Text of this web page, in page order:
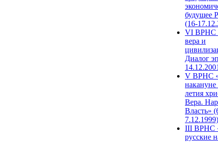
будущее
(16-
VI ВРНС
вера и
Диалог
V ВРНС
накануне
летия
Вера.
Власть»
7.12.1999)
III ВРНС
русские